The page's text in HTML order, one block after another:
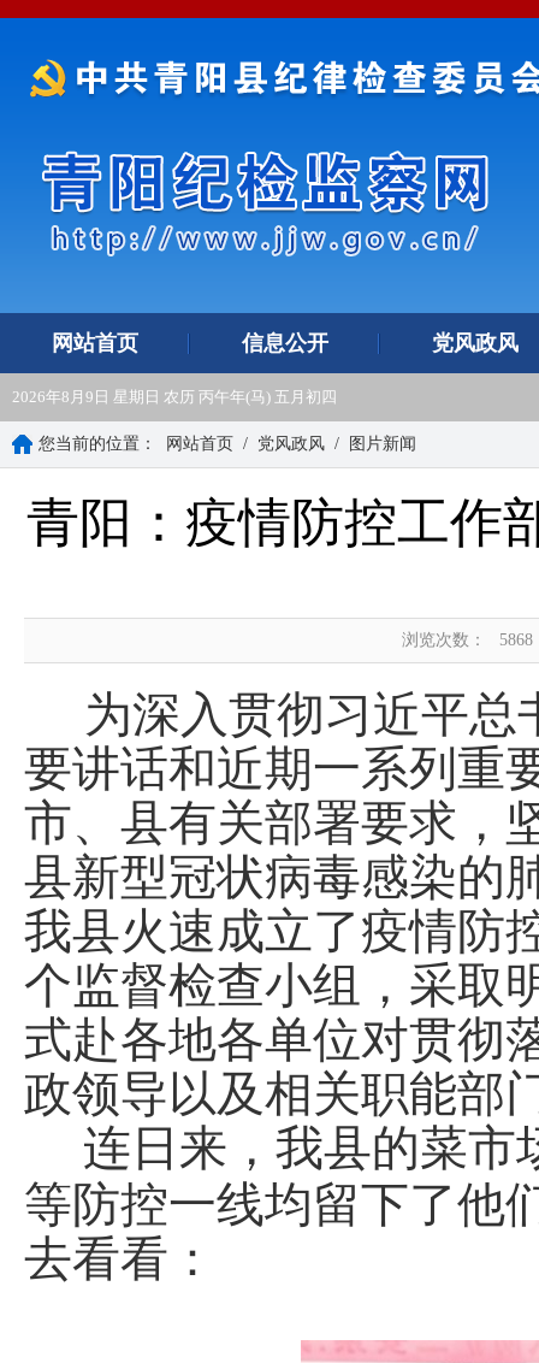
网站首页 信息公开 党风政风
2026年8月9日 星期日 农历 丙午年(马) 五月初四
您当前的位置： 网站首页 / 党风政风 / 图片新闻
青阳：疫情防控工作
浏览次数： 5868
为深入贯彻习近平
要讲话和近期一系列重
市、县有关部署要求，
县新型冠状病毒感染的
我县火速成立了疫情防
个监督检查小组，采取
式赴各地各单位对贯彻
政领导以及相关职能部
连日来，我县的菜市
等防控一线均留下了他
去看看：